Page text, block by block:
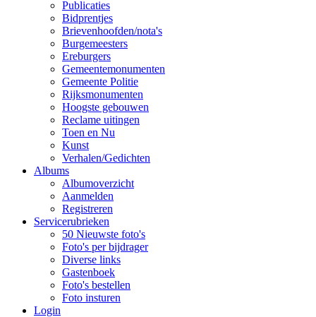
Publicaties
Bidprentjes
Brievenhoofden/nota's
Burgemeesters
Ereburgers
Gemeentemonumenten
Gemeente Politie
Rijksmonumenten
Hoogste gebouwen
Reclame uitingen
Toen en Nu
Kunst
Verhalen/Gedichten
Albums
Albumoverzicht
Aanmelden
Registreren
Servicerubrieken
50 Nieuwste foto's
Foto's per bijdrager
Diverse links
Gastenboek
Foto's bestellen
Foto insturen
Login